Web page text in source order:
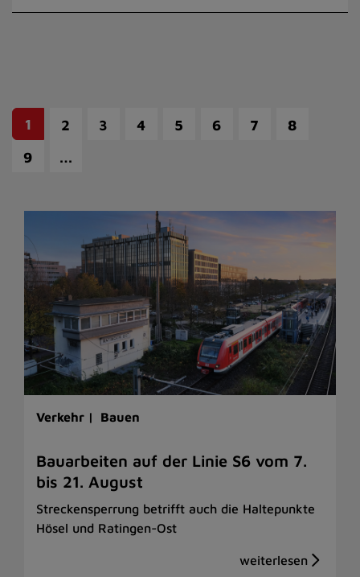
1 2 3 4 5 6 7
8
9
…
Verkehr | Bauen
Bauarbeiten auf der Linie S6 vom 7.
bis 21. August
Streckensperrung betrifft auch die Haltepunkte
Hösel und Ratingen-Ost